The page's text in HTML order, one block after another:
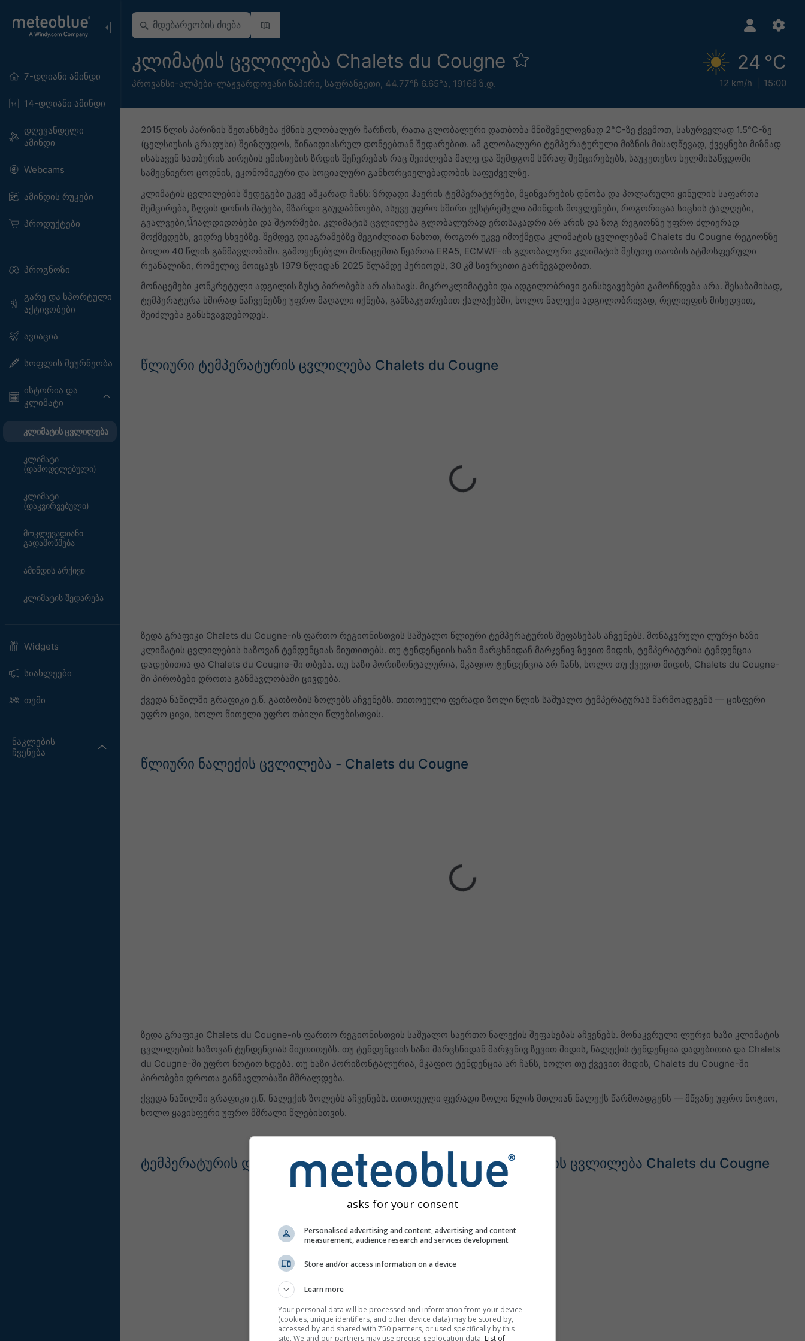
7-დღიანი ამინდი
14-დღიანი ამინდი
დღევანდელი
ამინდი
Webcams
ამინდის რუკები
პროდუქტები
პროგნოზი
გარე და სპორტული
აქტივობები
ავიაცია
სოფლის მეურნეობა
ისტორია და
კლიმატი
კლიმატის ცვლილება
კლიმატი
(დამოდელებული)
კლიმატი
(დაკვირვებული)
მოკლევადიანი
გადამოწმება
ამინდის არქივი
კლიმატის შედარება
Widgets
სიახლეები
თემი
ნაკლების
ჩვენება
კლიმატის ცვლილება Chalets du Cougne
პროვანსი-ალპები-ლაჟვარდოვანი ნაპირი, საფრანგეთი, 44.77°ჩ 6.65°ა, 1916მ ზ.დ.
24 °C
12 km/h 15:00
2015 წლის პარიზის შეთანხმება ქმნის გლობალურ ჩარჩოს, რათა გლობალური დათბობა მნიშვნელოვნად 2°C-ზე ქვემოთ, სასურველად 1.5°C-ზე
(ცელსიუსის გრადუსი) შეიზღუდოს, წინაიდიასრულ დონეებთან შედარებით. ამ გლობალური ტემპერატურული მიზნის მისაღწევად, ქვეყნები მიზნად
ისახავენ სათბურის აირების ემისიების ზრდის შეჩერებას რაც შეიძლება მალე და შემდგომ სწრაფ შემცირებებს, საუკეთესო ხელმისაწვდომი
სამეცნიერო ცოდნის, ეკონომიკური და სოციალური განხორციელებადობის საფუძველზე.
კლიმატის ცვლილების შედეგები უკვე აშკარად ჩანს: ზრდადი ჰაერის ტემპერატურები, მყინვარების დნობა და პოლარული ყინულის საფართა
შემცირება, ზღვის დონის მატება, მზარდი გაუდაბნოება, ასევე უფრო ხშირი ექსტრემული ამინდის მოვლენები, როგორიცაა სიცხის ტალღები,
გვალვები,น้ำალდიდობები და შტორმები. კლიმატის ცვლილება გლობალურად ერთსაკადრი არ არის და ზოგ რეგიონზე უფრო ძლიერად
მოქმედებს, ვიდრე სხვებზე. შემდეგ დიაგრამებზე შეგიძლიათ ნახოთ, როგორ უკვე იმოქმედა კლიმატის ცვლილებამ Chalets du Cougne რეგიონზე
ბოლო 40 წლის განმავლობაში. გამოყენებული მონაცემთა წყაროა ERA5, ECMWF-ის გლობალური კლიმატის მეხუთე თაობის ატმოსფერული
რეანალიზი, რომელიც მოიცავს 1979 წლიდან 2025 წლამდე პერიოდს, 30 კმ სივრცითი გარჩევადობით.
მონაცემები კონკრეტული ადგილის ზუსტ პირობებს არ ასახავს. მიკროკლიმატები და ადგილობრივი განსხვავებები გამოჩნდება არა. შესაბამისად,
ტემპერატურა ხშირად ნაჩვენებზე უფრო მაღალი იქნება, განსაკუთრებით ქალაქებში, ხოლო ნალექი ადგილობრივად, რელიეფის მიხედვით,
შეიძლება განსხვავდებოდეს.
წლიური ტემპერატურის ცვლილება Chalets du Cougne
ზედა გრაფიკი Chalets du Cougne-ის ფართო რეგიონისთვის საშუალო წლიური ტემპერატურის შეფასებას აჩვენებს. მონაკვრული ლურჯი ხაზი
კლიმატის ცვლილების ხაზოვან ტენდენციას მიუთითებს. თუ ტენდენციის ხაზი მარცხნიდან მარჯვნივ ზევით მიდის, ტემპერატურის ტენდენცია
დადებითია და Chalets du Cougne-ში თბება. თუ ხაზი ჰორიზონტალურია, მკაფიო ტენდენცია არ ჩანს, ხოლო თუ ქვევით მიდის, Chalets du Cougne-
ში პირობები დროთა განმავლობაში ცივდება.
ქვედა ნაწილში გრაფიკი ე.წ. გათბობის ზოლებს აჩვენებს. თითოეული ფერადი ზოლი წლის საშუალო ტემპერატურას წარმოადგენს — ცისფერი
უფრო ცივი, ხოლო წითელი უფრო თბილი წლებისთვის.
წლიური ნალექის ცვლილება - Chalets du Cougne
ზედა გრაფიკი Chalets du Cougne-ის ფართო რეგიონისთვის საშუალო საერთო ნალექის შეფასებას აჩვენებს. მონაკვრული ლურჯი ხაზი კლიმატის
ცვლილების ხაზოვან ტენდენციას მიუთითებს. თუ ტენდენციის ხაზი მარცხნიდან მარჯვნივ ზევით მიდის, ნალექის ტენდენცია დადებითია და Chalets
du Cougne-ში უფრო ნოტიო ხდება. თუ ხაზი ჰორიზონტალურია, მკაფიო ტენდენცია არ ჩანს, ხოლო თუ ქვევით მიდის, Chalets du Cougne-ში
პირობები დროთა განმავლობაში მშრალდება.
ქვედა ნაწილში გრაფიკი ე.წ. ნალექის ზოლებს აჩვენებს. თითოეული ფერადი ზოლი წლის მთლიან ნალექს წარმოადგენს — მწვანე უფრო ნოტიო,
ხოლო ყავისფერი უფრო მშრალი წლებისთვის.
ტემპერატურის და ნალექის თვისეული ანომალიები — კლიმატის ცვლილება Chalets du Cougne
asks for your consent
Personalised advertising and content, advertising and content
measurement, audience research and services development
Store and/or access information on a device
Learn more
Your personal data will be processed and information from your device
(cookies, unique identifiers, and other device data) may be stored by,
accessed by and shared with 750 partners, or used specifically by this
site. We and our partners may use precise geolocation data. List of